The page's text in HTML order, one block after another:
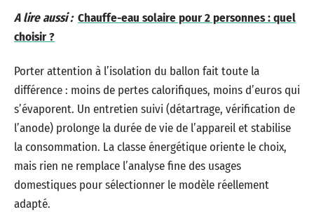
A lire aussi : Chauffe-eau solaire pour 2 personnes : quel
choisir ?
Porter attention à l’isolation du ballon fait toute la
différence : moins de pertes calorifiques, moins d’euros qui
s’évaporent. Un entretien suivi (détartrage, vérification de
l’anode) prolonge la durée de vie de l’appareil et stabilise
la consommation. La classe énergétique oriente le choix,
mais rien ne remplace l’analyse fine des usages
domestiques pour sélectionner le modèle réellement
adapté.